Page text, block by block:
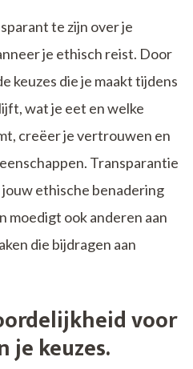
te zijn over je
je ethisch reist. Door
keuzes die je maakt tijdens
wat je eet en welke
creëer je vertrouwen en
Transparantie
ethische benadering
moedigt ook anderen aan
die bijdragen aan
voor
je keuzes.